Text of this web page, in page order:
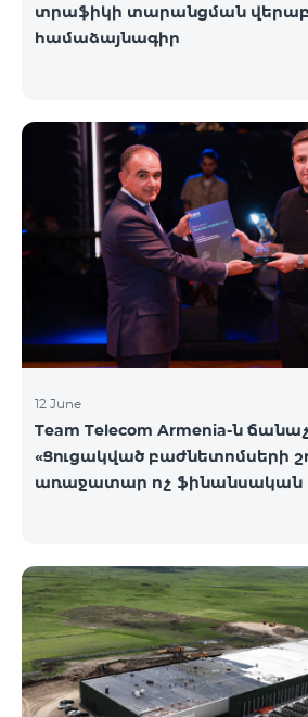
տրաֆիկի տարանցման
համաձայնագիր
12 June
Team Telecom Armenia-ն
«Ցուցակված բաժնետոմսերի
առաջատար ոչ ֆինանսական